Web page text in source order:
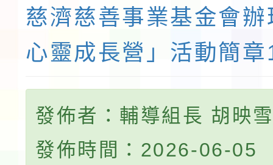
慈濟慈善事業基金會
心靈成長營」活動簡章
發佈者：輔導組長 胡映
發佈時間：2026-06-05